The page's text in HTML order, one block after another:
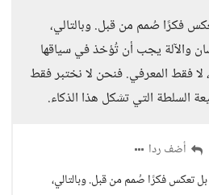
فكرًا صُمم من قبل. وبالتالي،
والآلة يجب أن تُؤخذ في سياقها
لا فقط المعرفي. فنحن لا نختبر فقط
السلطة التي تشكل هذا الذكاء.
أضف ردا
بل تعكس فكرًا صُمم من قبل. وبالتالي،